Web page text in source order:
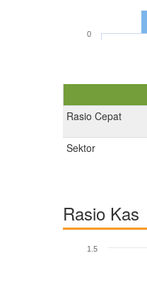
0
Rasio Cepat
Sektor
Rasio Kas
1.5